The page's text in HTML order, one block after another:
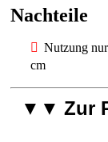
Nachteile
Nutzung
cm
▼▼ Zur